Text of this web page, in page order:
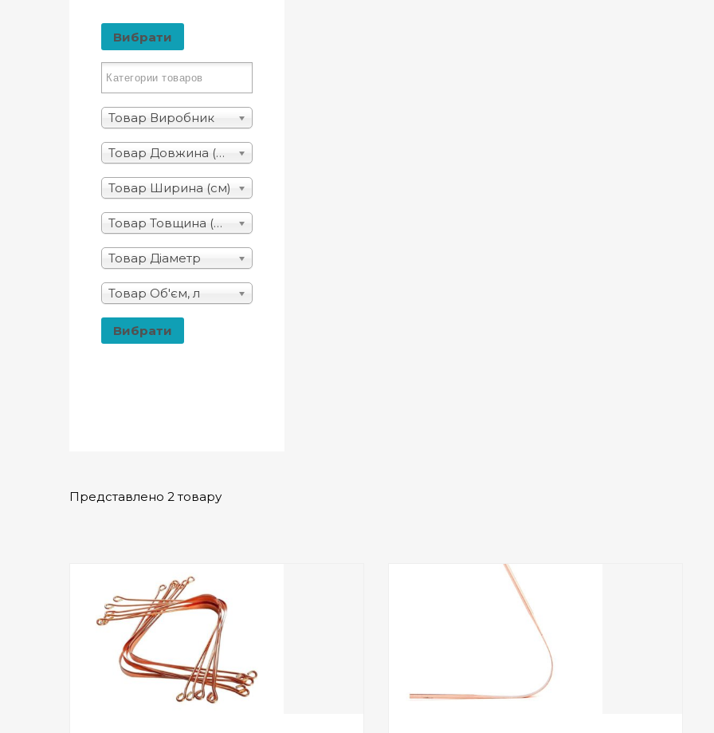
Вибрати
Товар Виробник
Товар Довжина (см)
Товар Ширина (см)
Товар Товщина (мм)
Товар Діаметр
Товар Об'єм, л
Вибрати
Представлено 2 товару
ПРИДБАТИ
Add to Wishlist
ПРИДБАТИ
Add to Wishlist